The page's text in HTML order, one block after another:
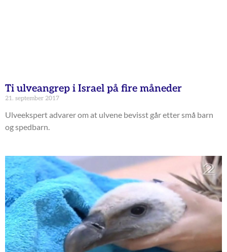
Ti ulveangrep i Israel på fire måneder
21. september 2017
Ulveekspert advarer om at ulvene bevisst går etter små barn
og spedbarn.